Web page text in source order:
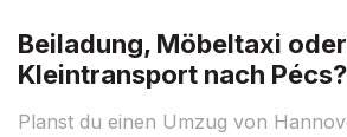
Beiladung, Möbeltaxi oder
Kleintransport nach Pécs?
Planst du einen Umzug von